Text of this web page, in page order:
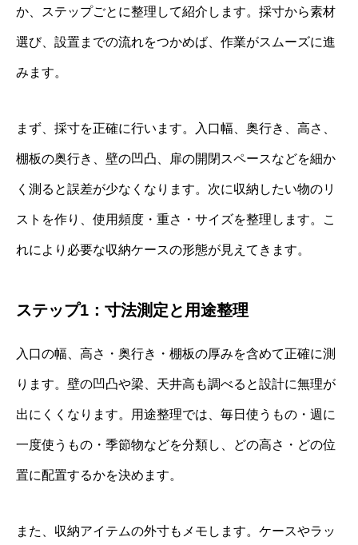
か、ステップごとに整理して紹介します。採寸から素材
選び、設置までの流れをつかめば、作業がスムーズに進
みます。
まず、採寸を正確に行います。入口幅、奥行き、高さ、
棚板の奥行き、壁の凹凸、扉の開閉スペースなどを細か
く測ると誤差が少なくなります。次に収納したい物のリ
ストを作り、使用頻度・重さ・サイズを整理します。こ
れにより必要な収納ケースの形態が見えてきます。
ステップ1：寸法測定と用途整理
入口の幅、高さ・奥行き・棚板の厚みを含めて正確に測
ります。壁の凹凸や梁、天井高も調べると設計に無理が
出にくくなります。用途整理では、毎日使うもの・週に
一度使うもの・季節物などを分類し、どの高さ・どの位
置に配置するかを決めます。
また、収納アイテムの外寸もメモします。ケースやラッ